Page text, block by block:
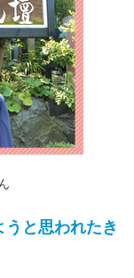
と思われたき